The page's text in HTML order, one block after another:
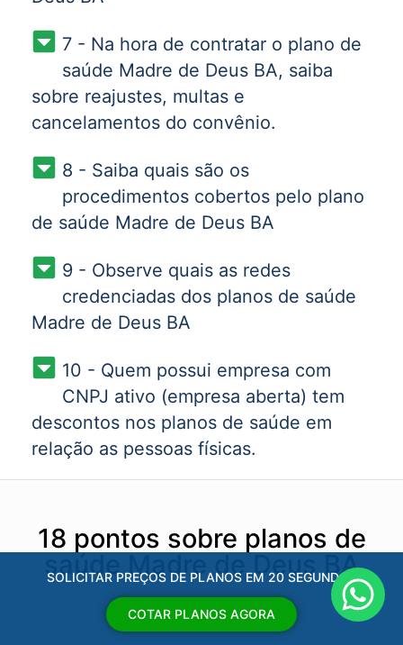
7 - Na hora de contratar o plano de
saúde Madre de Deus BA, saiba
sobre reajustes, multas e
cancelamentos do convênio.
8 - Saiba quais são os
procedimentos cobertos pelo plano
de saúde Madre de Deus BA
9 - Observe quais as redes
credenciadas dos planos de saúde
Madre de Deus BA
10 - Quem possui empresa com
CNPJ ativo (empresa aberta) tem
descontos nos planos de saúde em
relação as pessoas físicas.
18 pontos sobre planos de
saúde Madre de Deus BA
SOLICITAR PREÇOS DE PLANOS EM 20 SEGUNDOS
COTAR PLANOS AGORA